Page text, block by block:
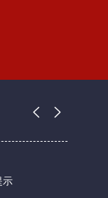
券业协会
示